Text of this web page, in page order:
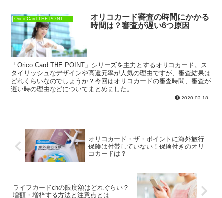
Orico Card THE POINT（オリコカード ザ ポイント）
オリコカード審査の時間にかかる
時間は？審査が遅い6つ原因
「Orico Card THE POINT」シリーズを主力とするオリコカード。ス
タイリッシュなデザインや高還元率が人気の理由ですが、審査結果は
どれくらいなのでしょうか？今回はオリコカードの審査時間、審査が
遅い時の理由などについてまとめました。
2020.02.18
オリコカード・ザ・ポイントに海外旅行
保険は付帯していない！保険付きのオリ
コカードは？
ライフカードchの限度額はどれぐらい？
増額・増枠する方法と注意点とは